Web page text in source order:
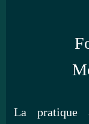
La pratique